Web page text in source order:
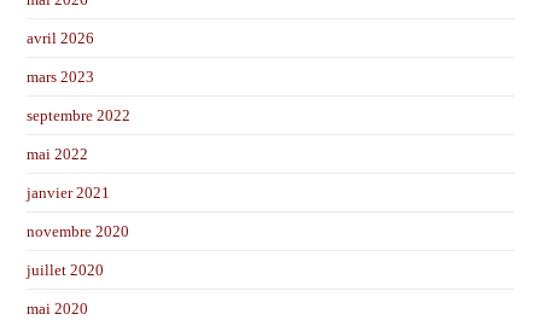
avril 2026
mars 2023
septembre 2022
mai 2022
janvier 2021
novembre 2020
juillet 2020
mai 2020